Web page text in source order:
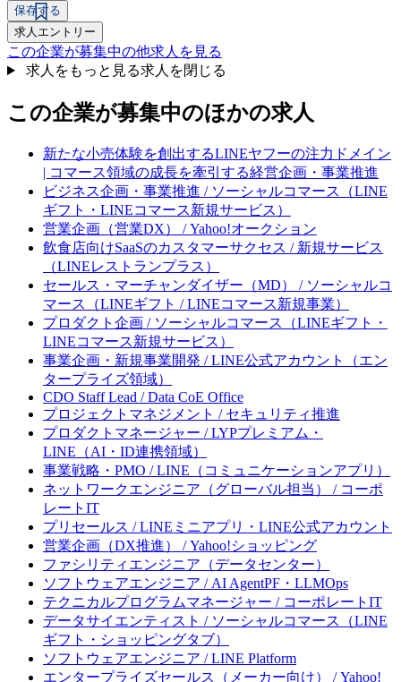
保存する
求人エントリー
この企業が募集中の他求人を見る
求人をもっと見る求人を閉じる
この企業が募集中のほかの求人
新たな小売体験を創出するLINEヤフーの注力ドメイン
| コマース領域の成長を牽引する経営企画・事業推進
ビジネス企画・事業推進 / ソーシャルコマース（LINE
ギフト・LINEコマース新規サービス）
営業企画（営業DX） / Yahoo!オークション
飲食店向けSaaSのカスタマーサクセス / 新規サービス
（LINEレストランプラス）
セールス・マーチャンダイザー（MD） / ソーシャルコ
マース（LINEギフト / LINEコマース新規事業）
プロダクト企画 / ソーシャルコマース（LINEギフト・
LINEコマース新規サービス）
事業企画・新規事業開発 / LINE公式アカウント（エン
タープライズ領域）
CDO Staff Lead / Data CoE Office
プロジェクトマネジメント / セキュリティ推進
プロダクトマネージャー / LYPプレミアム・
LINE（AI・ID連携領域）
事業戦略・PMO / LINE（コミュニケーションアプリ）
ネットワークエンジニア（グローバル担当） / コーポ
レートIT
プリセールス / LINEミニアプリ・LINE公式アカウント
営業企画（DX推進） / Yahoo!ショッピング
ファシリティエンジニア（データセンター）
ソフトウェアエンジニア / AI AgentPF・LLMOps
テクニカルプログラムマネージャー / コーポレートIT
データサイエンティスト / ソーシャルコマース（LINE
ギフト・ショッピングタブ）
ソフトウェアエンジニア / LINE Platform
エンタープライズセールス（メーカー向け） / Yahoo!